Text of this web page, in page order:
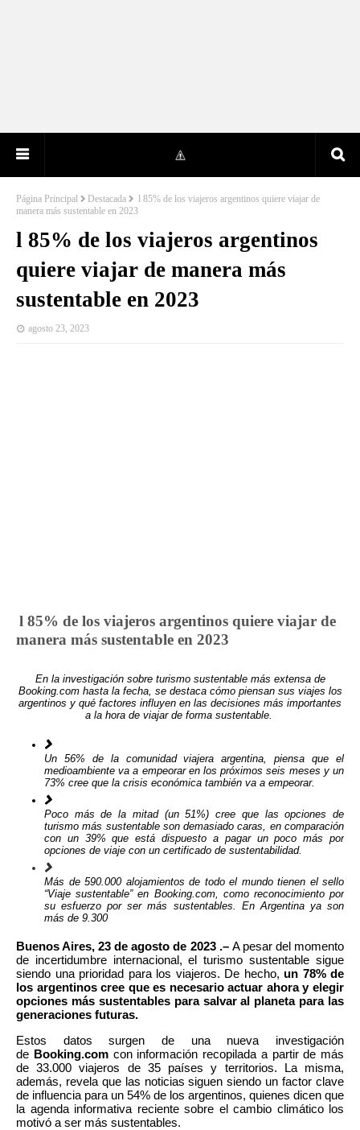
Página Principal Destacada
l 85% de los viajeros argentinos quiere viajar de
manera más sustentable en 2023
l 85% de los viajeros argentinos
quiere viajar de manera más
sustentable en 2023
agosto 23, 2023
l 85% de los viajeros argentinos quiere viajar de
manera más sustentable en 2023
En la investigación sobre turismo sustentable más extensa de
Booking.com hasta la fecha, se destaca cómo piensan sus viajes los
argentinos y qué factores influyen en las decisiones más importantes
a la hora de viajar de forma sustentable.
Un 56% de la comunidad viajera argentina, piensa que el
medioambiente va a empeorar en los próximos seis meses y un
73% cree que la crisis económica también va a empeorar.
Poco más de la mitad (un 51%) cree que las opciones de
turismo más sustentable son demasiado caras, en comparación
con un 39% que está dispuesto a pagar un poco más por
opciones de viaje con un certificado de sustentabilidad.
Más de 590.000 alojamientos de todo el mundo tienen el sello
“Viaje sustentable” en Booking.com, como reconocimiento por
su esfuerzo por ser más sustentables. En Argentina ya son
más de 9.300
Buenos Aires, 23 de agosto de 2023 .– A pesar del momento
de incertidumbre internacional, el turismo sustentable sigue
siendo una prioridad para los viajeros. De hecho, un 78% de
los argentinos cree que es necesario actuar ahora y elegir
opciones más sustentables para salvar al planeta para las
generaciones futuras.
Estos datos surgen de una nueva investigación
de Booking.comcon información recopilada a partir de más
de 33.000 viajeros de 35 países y territorios. La misma,
además, revela que las noticias siguen siendo un factor clave
de influencia para un 54% de los argentinos, quienes dicen que
la agenda informativa reciente sobre el cambio climático los
motivó a ser más sustentables.